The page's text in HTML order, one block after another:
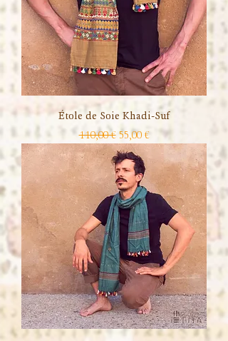
Étole de Soie Khadi-Suf
Prix original
110,00 € Prix promotionnel
55,00 €